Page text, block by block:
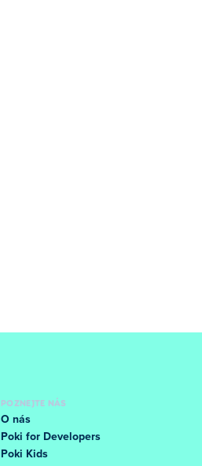
POZNEJTE NÁS
O nás
Poki for Developers
Poki Kids